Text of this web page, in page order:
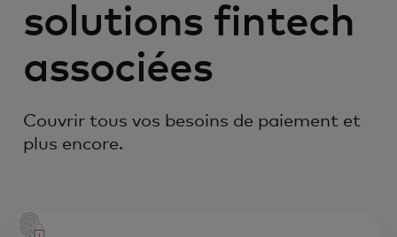
solutions fintech
associées
Couvrir tous vos besoins de paiement et
plus encore.